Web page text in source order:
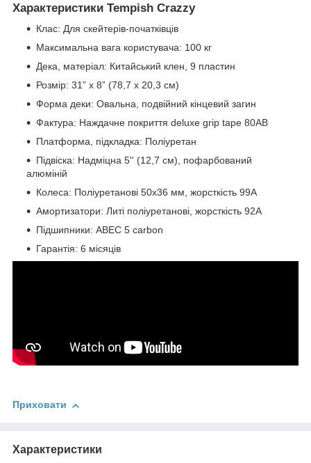
Характеристики Tempish Crazzy
Клас: Для скейтерів-початківців
Максимальна вага користувача: 100 кг
Дека, матеріал: Китайський клен, 9 пластин
Розмір: 31” х 8” (78,7 x 20,3 см)
Форма деки: Овальна, подвійний кінцевий загин
Фактура: Наждачне покриття deluxe grip tape 80AB
Платформа, підкладка: Поліуретан
Підвіска: Надміцна 5'' (12,7 см), пофарбований
алюміній
Колеса: Поліуретанові 50х36 мм, жорсткість 99А
Амортизатори: Литі поліуретанові, жорсткість 92А
Підшипники: ABEC 5 carbon
Гарантія: 6 місяців
Приховати
Характеристики